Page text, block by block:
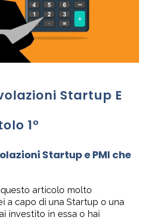
Startup E
1°
Startup e PMI che
articolo molto
a capo di una Startup o una
investito in essa o hai